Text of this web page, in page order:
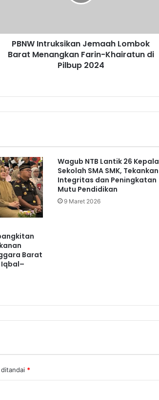
PBNW Intruksikan Jemaah Lombok
Barat Menangkan Farin-Khairatun di
Pilbup 2024
Barat
Iqbal–
Wagub NTB Lantik 26 Kepala
Sekolah SMA SMK, Tekankan
Integritas dan Peningkatan
Mutu Pendidikan
9 Maret 2026
*